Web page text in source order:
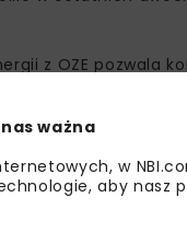
z OZE pozwala
energii
ważna
w
aby nasz